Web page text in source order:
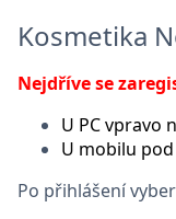
Kosmetika
Nejdříve se
U PC vpravo
U mobilu
Po přihlášení